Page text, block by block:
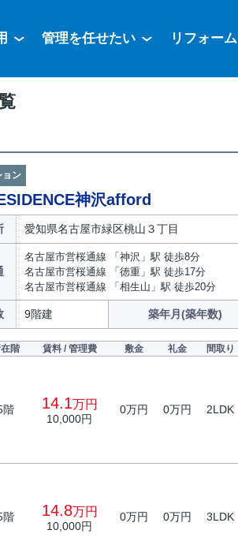
管理を任せたい リフォーム
ョン
神沢afford
愛知県名古屋市緑区桃山３丁目
名古屋市営桜通線 「神沢」駅 徒歩8分
名古屋市営桜通線 「徳重」駅 徒歩17分
名古屋市営桜通線 「相生山」駅 徒歩20分
9階建 築年月(築年数)
階 賃料 / 管理費 敷金 礼金 間取り
階 14.1万円
10,000円
0万円 0万円 2LDK
階 14.8万円
10,000円
0万円 0万円 3LDK